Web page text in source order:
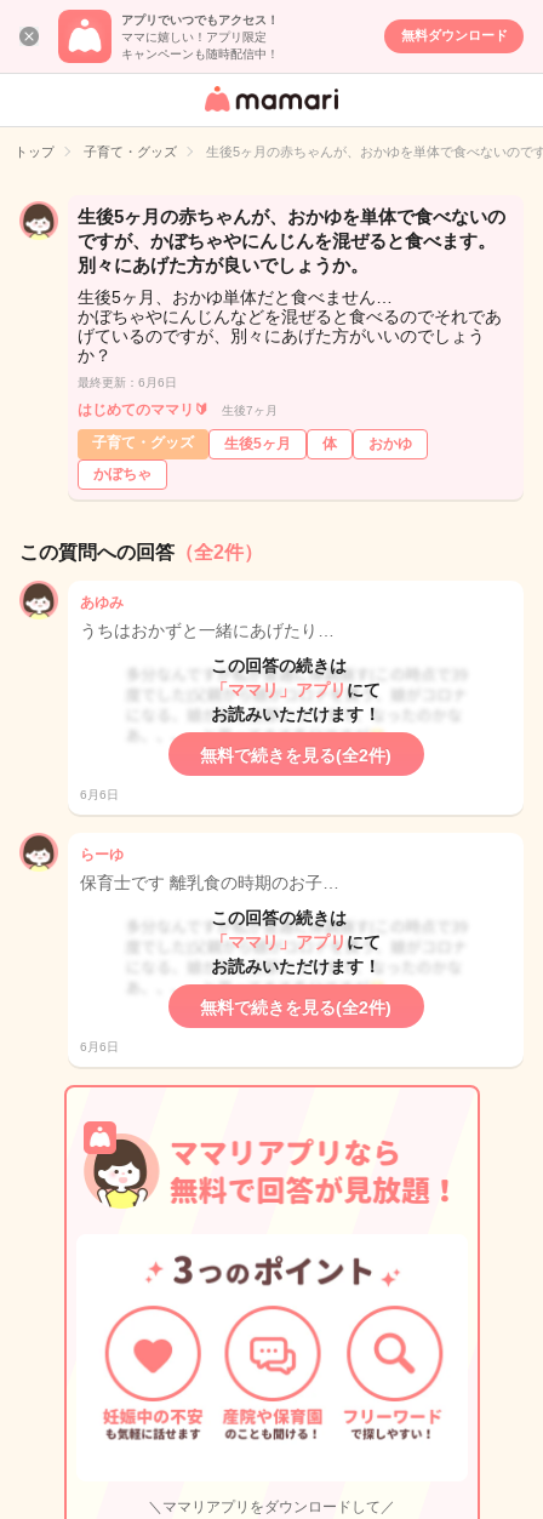
アプリでいつでもアクセス！
ママに嬉しい！アプリ限定
キャンペーンも随時配信中！
無料ダウンロード
女性専用匿名QA
イト
トップ 子育て・グッズ 生後5ヶ月の赤ちゃんが、おかゆを単体で食べないの
生後5ヶ月の赤ちゃんが、おかゆを単体で食べないの
ですが、かぼちゃやにんじんを混ぜると食べます。
別々にあげた方が良いでしょうか。
生後5ヶ月、おかゆ単体だと食べません…
かぼちゃやにんじんなどを混ぜると食べるのでそれであ
げているのですが、別々にあげた方がいいのでしょう
か？
最終更新：6月6日
はじめてのママリ🔰 生後7ヶ月
子育て・グッズ 生後5ヶ月 体
おかゆ
かぼちゃ
この質問への回答 （全2件）
あゆみ
うちはおかずと一緒にあげたり…
この回答の続きは
「ママリ」アプリ にて
お読みいただけます！
無料で続きを見る(全2件)
6月6日
らーゆ
保育士です 離乳食の時期のお子…
この回答の続きは
「ママリ」アプリ にて
お読みいただけます！
無料で続きを見る(全2件)
6月6日
＼ママリアプリをダウンロードして／